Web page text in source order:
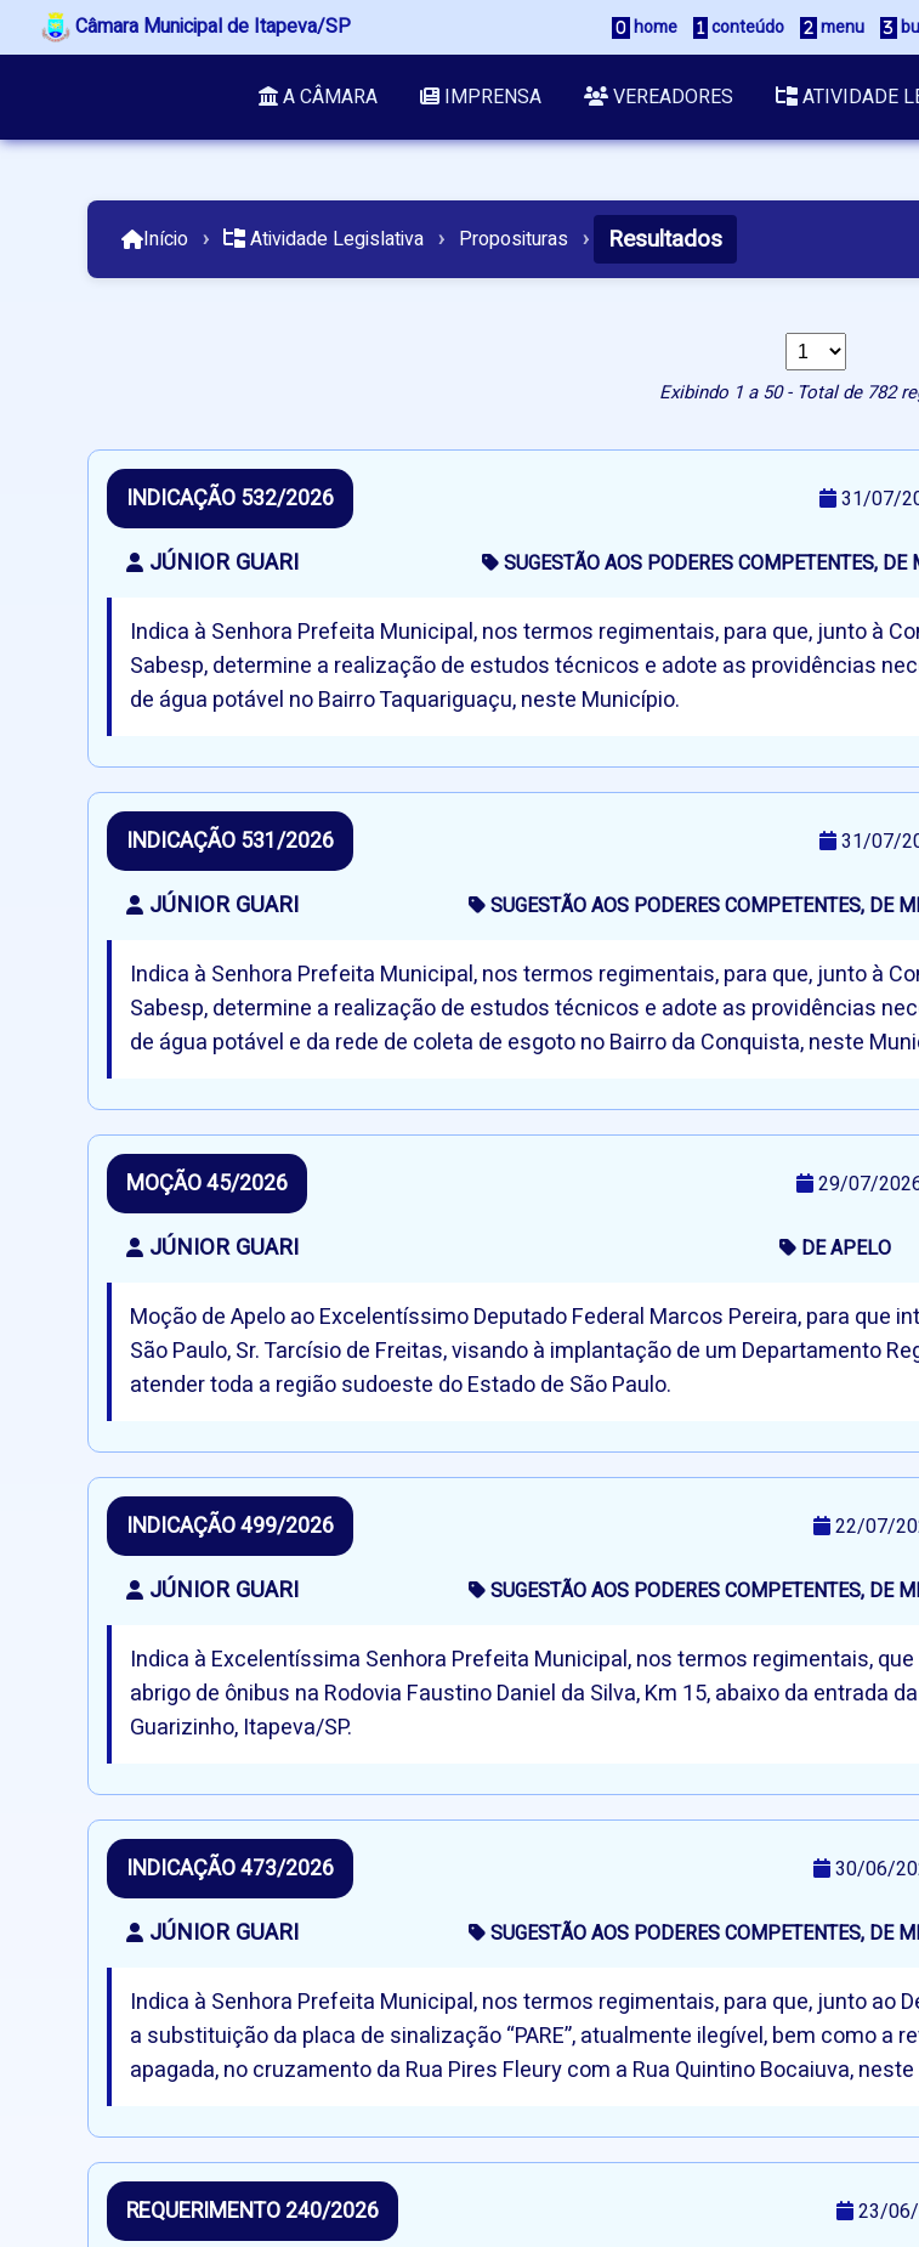
Câmara Municipal de Itapeva/SP home conteúdo menu
A CÂMARA IMPRENSA VEREADORES ATIVIDADE
Início › Atividade Legislativa › Proposituras › Resultados
Exibindo 1 a 50 - Total de 782
INDICAÇÃO 532/2026 31/07/
JÚNIOR GUARI SUGESTÃO AOS PODERES COMPETENTES,
Indica à Senhora Prefeita Municipal, nos termos regimentais, para que, junto à
Sabesp, determine a realização de estudos técnicos e adote as providências
de água potável no Bairro Taquariguaçu, neste Município.
INDICAÇÃO 531/2026 31/07/
JÚNIOR GUARI SUGESTÃO AOS PODERES COMPETENTES, DE
Indica à Senhora Prefeita Municipal, nos termos regimentais, para que, junto à
Sabesp, determine a realização de estudos técnicos e adote as providências
de água potável e da rede de coleta de esgoto no Bairro da Conquista, neste
MOÇÃO 45/2026 29/07/
JÚNIOR GUARI DE APELO
Moção de Apelo ao Excelentíssimo Deputado Federal Marcos Pereira, para que
São Paulo, Sr. Tarcísio de Freitas, visando à implantação de um Departamento
atender toda a região sudoeste do Estado de São Paulo.
INDICAÇÃO 499/2026 22/07/
JÚNIOR GUARI SUGESTÃO AOS PODERES COMPETENTES, DE
Indica à Excelentíssima Senhora Prefeita Municipal, nos termos regimentais,
abrigo de ônibus na Rodovia Faustino Daniel da Silva, Km 15, abaixo da entrada
Guarizinho, Itapeva/SP.
INDICAÇÃO 473/2026 30/06/
JÚNIOR GUARI SUGESTÃO AOS PODERES COMPETENTES, DE
Indica à Senhora Prefeita Municipal, nos termos regimentais, para que, junto ao
a substituição da placa de sinalização “PARE”, atualmente ilegível, bem como a
apagada, no cruzamento da Rua Pires Fleury com a Rua Quintino Bocaiuva,
REQUERIMENTO 240/2026 23/